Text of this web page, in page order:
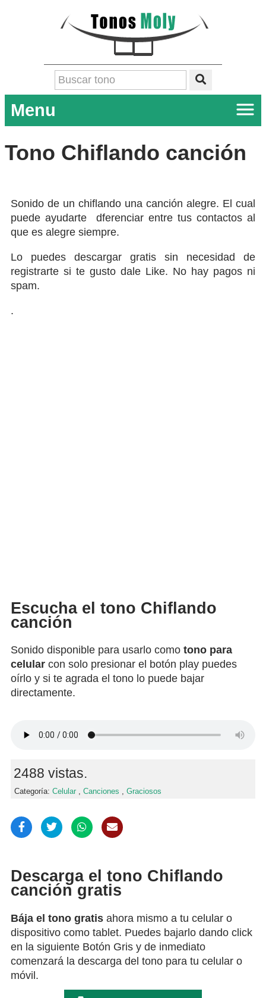
Menu
Tono Chiflando canción
Sonido de un chiflando una canción alegre. El cual
puede ayudarte dferenciar entre tus contactos al
que es alegre siempre.
Lo puedes descargar gratis sin necesidad de
registrarte si te gusto dale Like. No hay pagos ni
spam.
.
Escucha el tono Chiflando
canción
Sonido disponible para usarlo como tono para
celular con solo presionar el botón play puedes
oírlo y si te agrada el tono lo puede bajar
directamente.
2488 vistas.
Categoría: Celular , Canciones , Graciosos
Descarga el tono Chiflando
canción gratis
Bája el tono gratis ahora mismo a tu celular o
dispositivo como tablet. Puedes bajarlo dando click
en la siguiente Botón Gris y de inmediato
comenzará la descarga del tono para tu celular o
móvil.